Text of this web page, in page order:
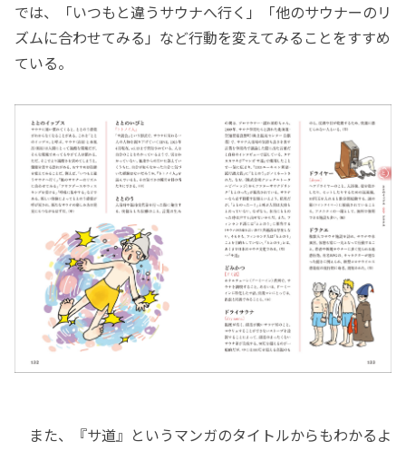
では、「いつもと違うサウナへ行く」「他のサウナーのリ
ズムに合わせてみる」など行動を変えてみることをすすめ
ている。
また、『サ道』というマンガのタイトルからもわかるよ